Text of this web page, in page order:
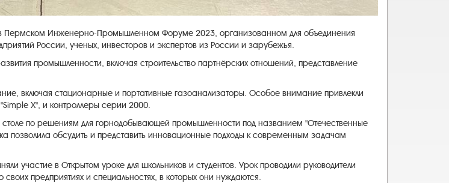
Пермском Инженерно-Промышленном Форуме 2023, организованном для объединения
России, ученых, инвесторов и экспертов из России и зарубежья.
промышленности, включая строительство партнёрских отношений, представление
включая стационарные и портативные газоанализаторы. Особое внимание привлекли
X", и контроллеры серии 2000.
по решениям для горнодобывающей промышленности под названием "Отечественные
позволила обсудить и представить инновационные подходы к современным задачам
участие в Открытом уроке для школьников и студентов. Урок проводили руководители
предприятиях и специальностях, в которых они нуждаются.